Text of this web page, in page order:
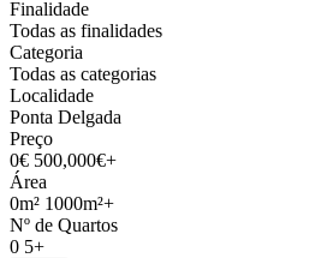
Finalidade
Todas as finalidades
Categoria
Todas as categorias
Localidade
Ponta Delgada
Preço
0€ 500,000€+
Área
0m² 1000m²+
Nº de Quartos
0 5+